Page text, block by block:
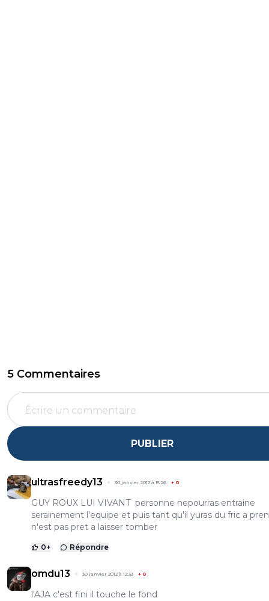
5 Commentaires
PUBLIER
ultrasfreedy13 30 janvier 2012 à 15:26 + 0
GUY ROUX LUI VIVANT personne nepourras entraine
serainement l'equipe et puis tant qu'il yuras du fric a
n'est pas pret a laisser tomber
0+ Répondre
omdu13 30 janvier 2012 à 12:33 + 0
l'AJA c'est fini il touche le fond